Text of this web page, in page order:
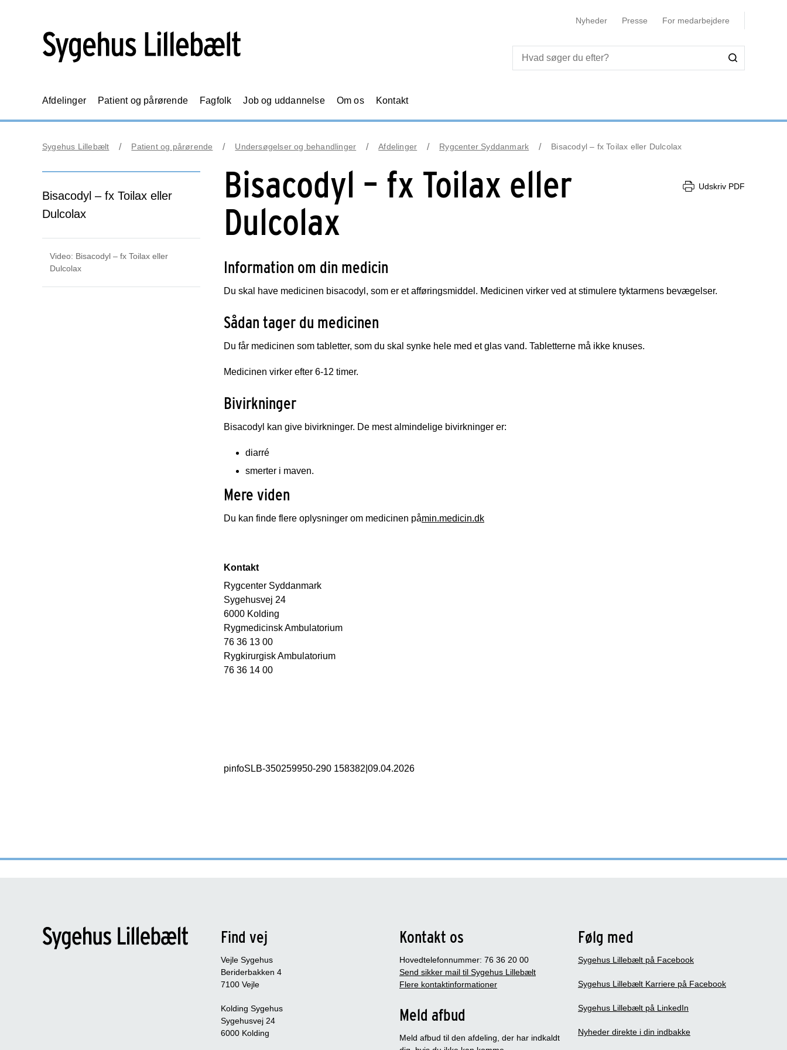
Nyheder Presse For medarbejdere
Afdelinger Patient og pårørende Fagfolk Job og uddannelse Om os Kontakt
Sygehus Lillebælt Patient og pårørende Undersøgelser og behandlinger Afdelinger Rygcenter Syddanmark Bisacodyl – fx Toilax eller Dulcolax
Bisacodyl – fx Toilax eller
Dulcolax
Video: Bisacodyl – fx Toilax eller
Dulcolax
Bisacodyl – fx Toilax eller
Dulcolax
Udskriv PDF
Information om din medicin
Du skal have medicinen bisacodyl, som er et afføringsmiddel. Medicinen virker ved at stimulere tyktarmens bevægelser.
Sådan tager du medicinen
Du får medicinen som tabletter, som du skal synke hele med et glas vand. Tabletterne må ikke knuses.
Medicinen virker efter 6-12 timer.
Bivirkninger
Bisacodyl kan give bivirkninger. De mest almindelige bivirkninger er:
diarré
smerter i maven.
Mere viden
Du kan finde flere oplysninger om medicinen påmin.medicin.dk
Kontakt
Rygcenter Syddanmark
Sygehusvej 24
6000 Kolding
Rygmedicinsk Ambulatorium
76 36 13 00
Rygkirurgisk Ambulatorium
76 36 14 00
pinfoSLB-350259950-290 158382 09.04.2026
Find vej
Vejle Sygehus
Beriderbakken 4
7100 Vejle
Kolding Sygehus
Sygehusvej 24
6000 Kolding
Kontakt os
Hovedtelefonnummer: 76 36 20 00
Send sikker mail til Sygehus Lillebælt
Flere kontaktinformationer
Meld afbud
Meld afbud til den afdeling, der har indkaldt
Følg med
Sygehus Lillebælt på Facebook
Sygehus Lillebælt Karriere på Facebook
Sygehus Lillebælt på LinkedIn
Nyheder direkte i din indbakke